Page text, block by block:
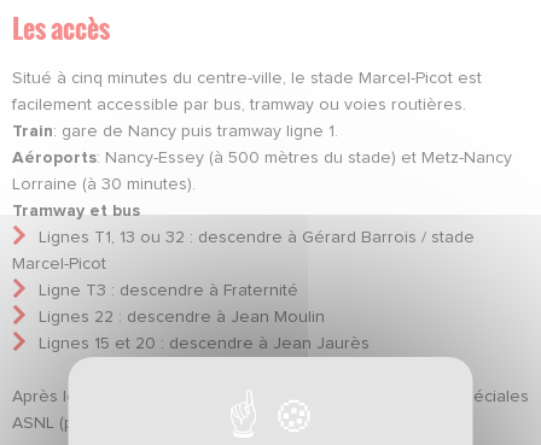
Les accès
Situé à cinq minutes du centre-ville, le stade Marcel-Picot est
facilement accessible par bus, tramway ou voies routières.
Train: gare de Nancy puis tramway ligne 1.
Aéroports: Nancy-Essey (à 500 mètres du stade) et Metz-Nancy
Lorraine (à 30 minutes).
Tramway et bus
Lignes T1, 13 ou 32 : descendre à Gérard Barrois / stade
Marcel-Picot
Ligne T3 : descendre à Fraternité
Lignes 22 : descendre à Jean Moulin
Lignes 15 et 20 : descendre à Jean Jaurès
Après le match, le réseau Stan propose
quatre navettes spéciales
ASNL (plan ci-dessous)